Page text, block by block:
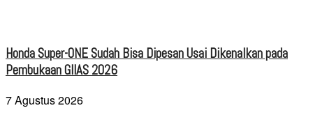
Honda Super-ONE Sudah Bisa Dipesan Usai Dikenalkan pada
Pembukaan GIIAS 2026
7 Agustus 2026